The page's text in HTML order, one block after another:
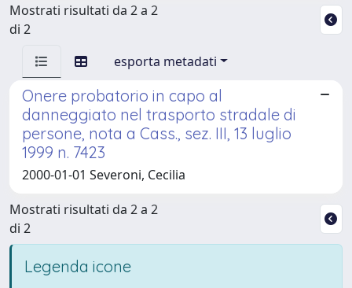
Mostrati risultati da 2 a 2
di 2
esporta metadati
Onere probatorio in capo al
danneggiato nel trasporto stradale di
persone, nota a Cass., sez. III, 13 luglio
1999 n. 7423
2000-01-01 Severoni, Cecilia
Mostrati risultati da 2 a 2
di 2
Legenda icone